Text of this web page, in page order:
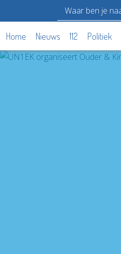
Home Nieuws 112 Politiek